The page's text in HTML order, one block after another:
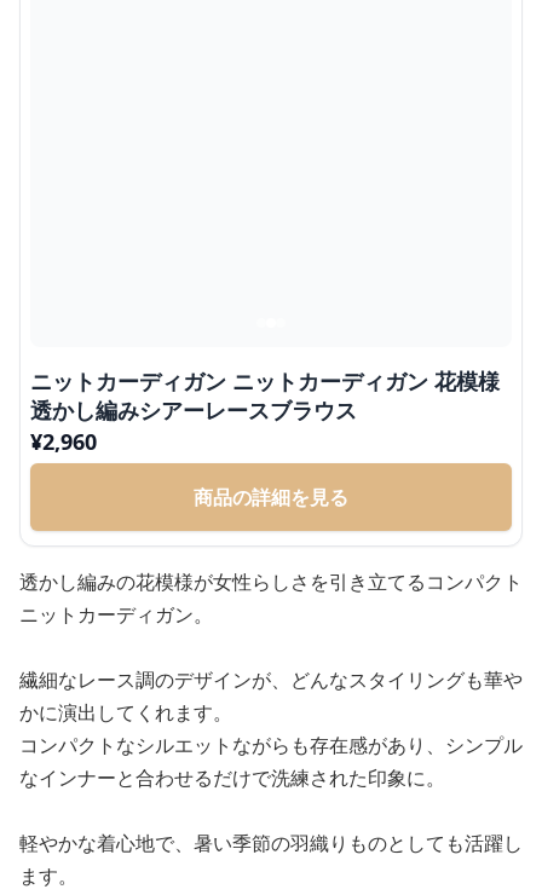
ニットカーディガン ニットカーディガン 花模様
透かし編みシアーレースブラウス
¥2,960
商品の詳細を見る
透かし編みの花模様が女性らしさを引き立てるコンパクト
ニットカーディガン。
繊細なレース調のデザインが、どんなスタイリングも華や
かに演出してくれます。
コンパクトなシルエットながらも存在感があり、シンプル
なインナーと合わせるだけで洗練された印象に。
軽やかな着心地で、暑い季節の羽織りものとしても活躍し
ます。